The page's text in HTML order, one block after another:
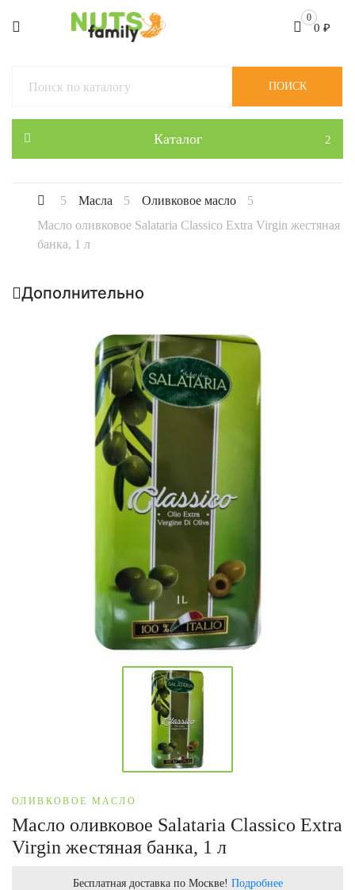
0
0 ₽
Каталог
ПОИСК
Масла
Оливковое масло
Масло оливковое Salataria Classico Extra Virgin жестяная
банка, 1 л
Дополнительно
ОЛИВКОВОЕ МАСЛО
Масло оливковое Salataria Classico Extra
Virgin жестяная банка, 1 л
Бесплатная доставка по Москве! Подробнее